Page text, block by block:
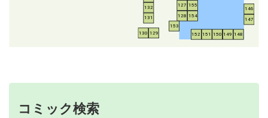
127
128
129
130
131
132
146
147
148
149
150
151
152
153
154
155
コミック検索